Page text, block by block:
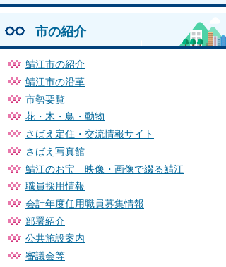
市の紹介
鯖江市の紹介
鯖江市の沿革
市勢要覧
花・木・鳥・動物
さばえ定住・交流情報サイト
さばえ写真館
鯖江のお宝 映像・画像で綴る鯖江
職員採用情報
会計年度任用職員募集情報
部署紹介
公共施設案内
審議会等